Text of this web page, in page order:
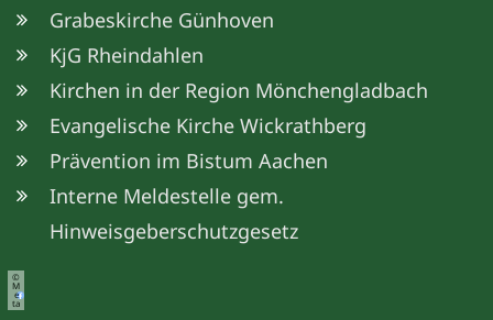
Grabeskirche Günhoven
KjG Rheindahlen
Kirchen in der Region Mönchengladbach
Evangelische Kirche Wickrathberg
Prävention im Bistum Aachen
Interne Meldestelle gem.
Hinweisgeberschutzgesetz
©
M
e
ta